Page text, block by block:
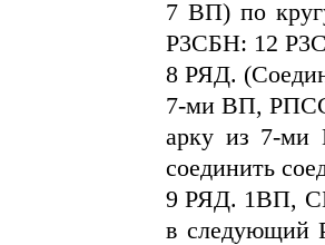
7 ВП) по
Р3СБН: 12
8 РЯД.
7-ми ВП,
арку из 7-
соединить
9 РЯД. 1ВП,
в